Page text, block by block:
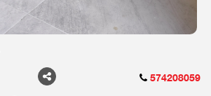
574208059